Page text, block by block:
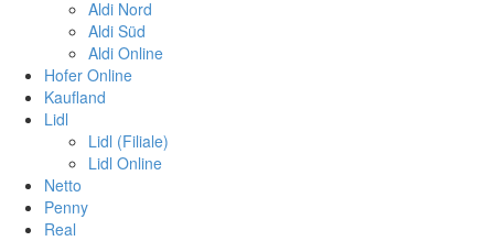
Aldi Nord
Aldi Süd
Aldi Online
Hofer Online
Kaufland
Lidl
Lidl (Filiale)
Lidl Online
Netto
Penny
Real